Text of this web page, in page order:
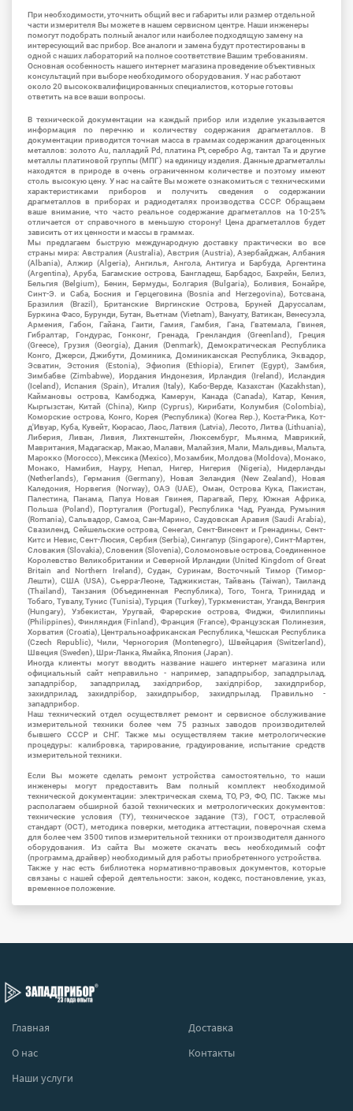
При необходимости, уточнить общий вес и габариты или размер отдельной
части измерителя Вы можете в нашем сервисном центре. Наши инженеры
помогут подобрать полный аналог или наиболее подходящую замену на
интересующий вас прибор. Все аналоги и замена будут протестированы в
одной с наших лабораторий на полное соответствие Вашим требованиям.
Основная особенность нашего интернет магазина проведение объективных
консультаций при выборе необходимого оборудования. У нас работают
около 20 высококвалифицированных специалистов, которые готовы
ответить на все ваши вопросы.
В технической документации на каждый прибор или изделие указывается
информация по перечню и количеству содержания драгметаллов. В
документации приводится точная масса в граммах содержания драгоценных
металлов: золото Au, палладий Pd, платина Pt, серебро Ag, тантал Ta и другие
металлы платиновой группы (МПГ) на единицу изделия. Данные драгметаллы
находятся в природе в очень ограниченном количестве и поэтому имеют
столь высокую цену. У нас на сайте Вы можете ознакомиться с техническими
характеристиками приборов и получить сведения о содержании
драгметаллов в приборах и радиодеталях производства СССР. Обращаем
ваше внимание, что часто реальное содержание драгметаллов на 10-25%
отличается от справочного в меньшую сторону! Цена драгметаллов будет
зависить от их ценности и массы в граммах.
Мы предлагаем быструю международную доставку практически во все
страны мира: Австралия (Australia), Австрия (Austria), Азербайджан, Албания
(Albania), Алжир (Algeria), Ангилья, Ангола, Антигуа и Барбуда, Аргентина
(Argentina), Аруба, Багамские острова, Бангладеш, Барбадос, Бахрейн, Белиз,
Бельгия (Belgium), Бенин, Бермуды, Болгария (Bulgaria), Боливия, Бонайре,
Синт-Э. и Саба, Босния и Герцеговина (Bosnia and Herzegovina), Ботсвана,
Бразилия (Brazil), Британские Виргинские Острова, Бруней Даруссалам,
Буркина Фасо, Бурунди, Бутан, Вьетнам (Vietnam), Вануату, Ватикан, Венесуэла,
Армения, Габон, Гайана, Гаити, Гамия, Гамбия, Гана, Гватемала, Гвинея,
Гибралтар, Гондурас, Гонконг, Гренада, Гренландия (Greenland), Греция
(Greece), Грузия (Georgia), Дания (Denmark), Демократическая Республика
Конго, Джерси, Джибути, Доминика, Доминиканская Республика, Эквадор,
Эсватин, Эстония (Estonia), Эфиопия (Ethiopia), Египет (Egypt), Замбия,
Зимбабве (Zimbabwe), Иордания Индонезия, Ирландия (Ireland), Исландия
(Iceland), Испания (Spain), Италия (Italy), Кабо-Верде, Казахстан (Kazakhstan),
Каймановы острова, Камбоджа, Камерун, Канада (Canada), Катар, Кения,
Кыргызстан, Китай (China), Кипр (Cyprus), Кирибати, Колумбия (Colombia),
Коморские острова, Конго, Корея (Республика) (Korea Rep.), Коста-Рика, Кот-
д'Ивуар, Куба, Кувейт, Кюрасао, Лаос, Латвия (Latvia), Лесото, Литва (Lithuania),
Либерия, Ливан, Ливия, Лихтенштейн, Люксембург, Мьянма, Маврикий,
Мавритания, Мадагаскар, Макао, Малави, Малайзия, Мали, Мальдивы, Мальта,
Марокко (Morocco), Мексика (Mexico), Мозамбик, Молдова (Moldova), Монако,
Монако, Намибия, Науру, Непал, Нигер, Нигерия (Nigeria), Нидерланды
(Netherlands), Германия (Germany), Новая Зеландия (New Zealand), Новая
Каледония, Норвегия (Norway), ОАЭ (UAE), Оман, Острова Кука, Пакистан,
Палестина, Панама, Папуа Новая Гвинея, Парагвай, Перу, Южная Африка,
Польша (Poland), Португалия (Portugal), Республика Чад, Руанда, Румыния
(Romania), Сальвадор, Самоа, Сан-Марино, Саудовская Аравия (Saudi Arabia),
Свазиленд, Сейшельские острова, Сенегал, Сент-Винсент и Гренадины, Сент-
Китс и Невис, Сент-Люсия, Сербия (Serbia), Сингапур (Singapore), Синт-Мартен,
Словакия (Slovakia), Словения (Slovenia), Соломоновые острова, Соединенное
Королевство Великобритании и Северной Ирландии (United Kingdom of Great
Britain and Northern Ireland), Судан, Суринам, Восточный Тимор (Тимор-
Лешти), США (USA), Сьерра-Леоне, Таджикистан, Тайвань (Taiwan), Таиланд
(Thailand), Танзания (Объединенная Республика), Того, Тонга, Тринидад и
Тобаго, Тувалу, Тунис (Tunisia), Турция (Turkey), Туркменистан, Уганда, Венгрия
(Hungary), Узбекистан, Уругвай, Фарерские острова, Фиджи, Филиппины
(Philippines), Финляндия (Finland), Франция (France), Французская Полинезия,
Хорватия (Croatia), Центральноафриканская Республика, Чешская Республика
(Czech Republic), Чили, Черногория (Montenegro), Швейцария (Switzerland),
Швеция (Sweden), Шри-Ланка, Ямайка, Япония (Japan).
Иногда клиенты могут вводить название нашего интернет магазина или
официальный сайт неправильно - например, западпрыбор, западпрылад,
западпрібор, западприлад, західприбор, західпрібор, захидприбор,
захидприлад, захидпрібор, захидпрыбор, захидпрылад. Правильно -
западприбор.
Наш технический отдел осуществляет ремонт и сервисное обслуживание
измерительной техники более чем 75 разных заводов производителей
бывшего СССР и СНГ. Также мы осуществляем такие метрологические
процедуры: калибровка, тарирование, градуирование, испытание средств
измерительной техники.
Если Вы можете сделать ремонт устройства самостоятельно, то наши
инженеры могут предоставить Вам полный комплект необходимой
технической документации: электрическая схема, ТО, РЭ, ФО, ПС. Также мы
располагаем обширной базой технических и метрологических документов:
технические условия (ТУ), техническое задание (ТЗ), ГОСТ, отраслевой
стандарт (ОСТ), методика поверки, методика аттестации, поверочная схема
для более чем 3500 типов измерительной техники от производителя данного
оборудования. Из сайта Вы можете скачать весь необходимый софт
(программа, драйвер) необходимый для работы приобретенного устройства.
Также у нас есть библиотека нормативно-правовых документов, которые
связаны с нашей сферой деятельности: закон, кодекс, постановление, указ,
временное положение.
Главная
Доставка
О нас
Контакты
Наши услуги